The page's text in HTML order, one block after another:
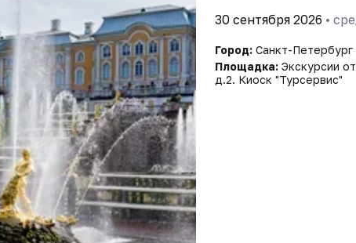
30 сентября 2026 •
Город: Санкт-Петербург
Площадка: Экскурсии
д.2. Киоск "Турсервис"